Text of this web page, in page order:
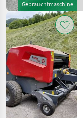
Gebrauchtmaschine